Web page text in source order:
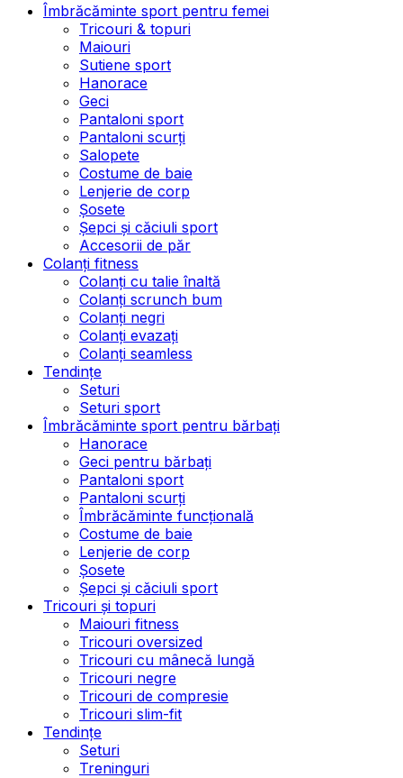
Îmbrăcăminte sport pentru femei
Tricouri & topuri
Maiouri
Sutiene sport
Hanorace
Geci
Pantaloni sport
Pantaloni scurți
Salopete
Costume de baie
Lenjerie de corp
Șosete
Șepci și căciuli sport
Accesorii de păr
Colanți fitness
Colanți cu talie înaltă
Colanți scrunch bum
Colanți negri
Colanți evazați
Colanți seamless
Tendințe
Seturi
Seturi sport
Îmbrăcăminte sport pentru bărbați
Hanorace
Geci pentru bărbați
Pantaloni sport
Pantaloni scurți
Îmbrăcăminte funcțională
Costume de baie
Lenjerie de corp
Șosete
Șepci și căciuli sport
Tricouri și topuri
Maiouri fitness
Tricouri oversized
Tricouri cu mânecă lungă
Tricouri negre
Tricouri de compresie
Tricouri slim-fit
Tendințe
Seturi
Treninguri